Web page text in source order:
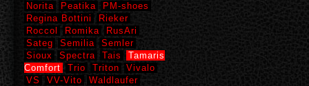
Norita
Peatika
PM-shoes
Regina Bottini
Rieker
Roccol
Romika
RusAri
Sateg
Semilia
Semler
Sioux
Spectra Tais
Tamaris
Comfort
Trio Triton
Vivalo
VS
VV-Vito
Waldlaufer